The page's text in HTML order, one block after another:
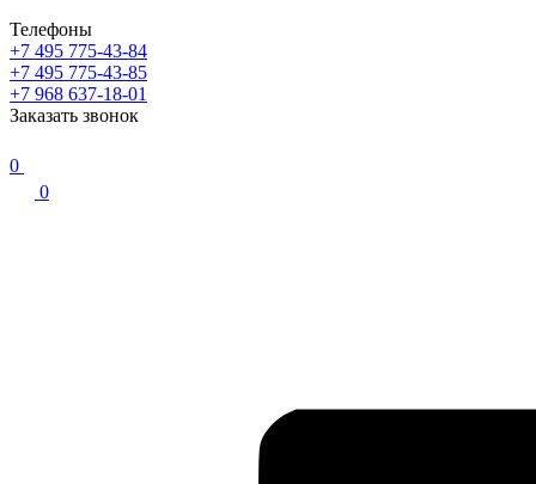
Телефоны
+7 495 775-43-84
+7 495 775-43-85
+7 968 637-18-01
Заказать звонок
0
0